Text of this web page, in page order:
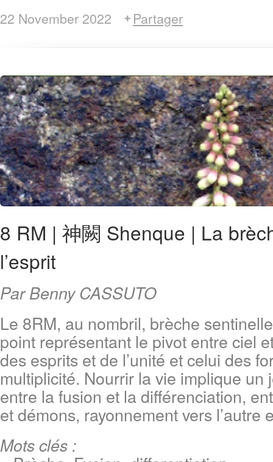
22 November 2022 Partager
8 RM | 神闕 Shenque | La
l’esprit
Par Benny CASSUTO
Le 8RM, au nombril, brèche
point représentant le pivot entre ciel
des esprits et de l’unité et celui des
multiplicité. Nourrir la vie implique un
entre la fusion et la différenciation,
et démons, rayonnement vers l’autre
Mots clés :